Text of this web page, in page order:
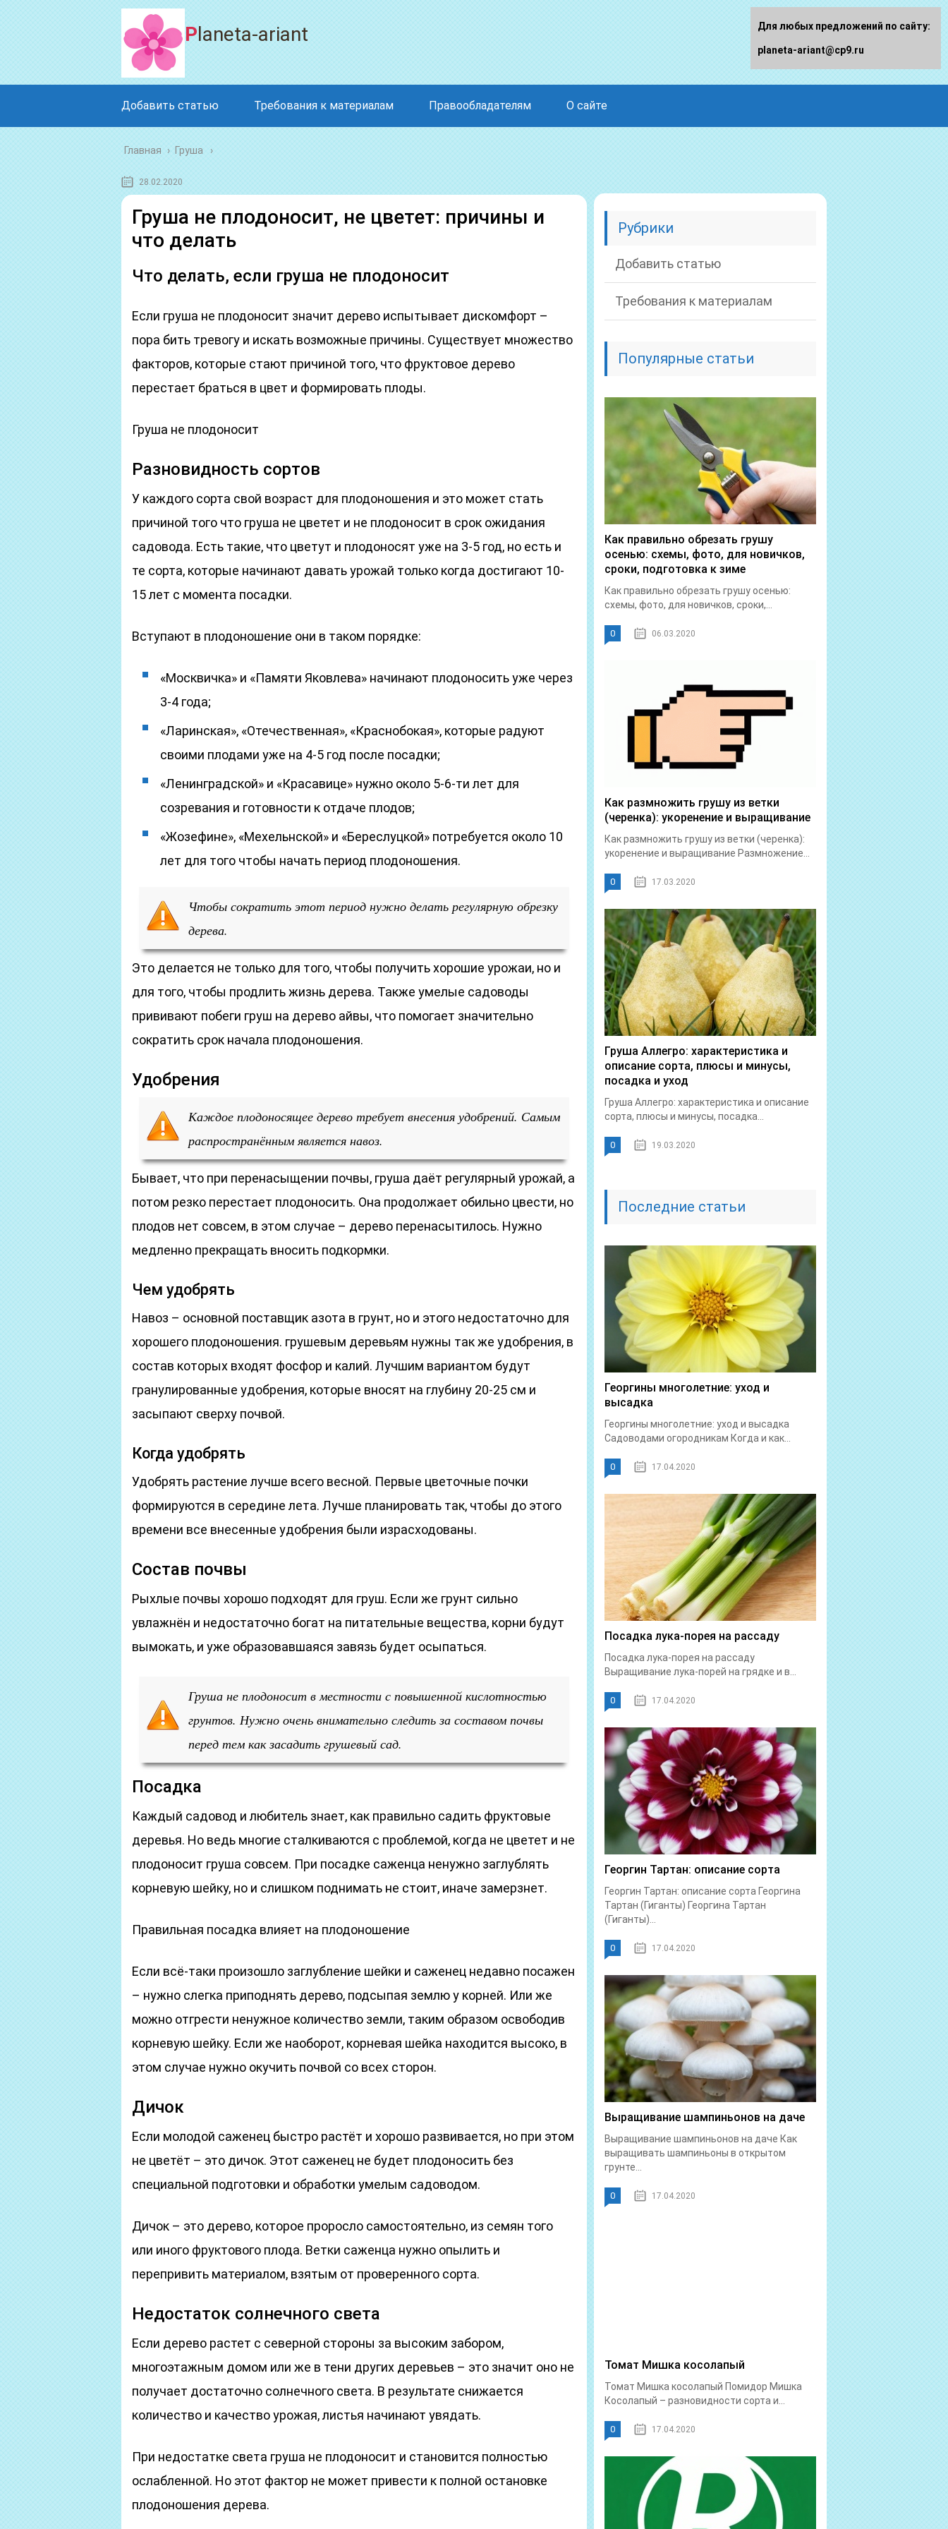
Planeta-ariant
Добавить статью Требования к материалам Правообладателям О сайте
Главная › Груша
28.02.2020
Груша не плодоносит, не цветет: причины и
что делать
Что делать, если груша не плодоносит
Если груша не плодоносит значит дерево испытывает дискомфорт –
пора бить тревогу и искать возможные причины. Существует множество
факторов, которые стают причиной того, что фруктовое дерево
перестает браться в цвет и формировать плоды.
Груша не плодоносит
Разновидность сортов
У каждого сорта свой возраст для плодоношения и это может стать
причиной того что груша не цветет и не плодоносит в срок ожидания
садовода. Есть такие, что цветут и плодоносят уже на 3-5 год, но есть и
те сорта, которые начинают давать урожай только когда достигают 10-
15 лет с момента посадки.
Вступают в плодоношение они в таком порядке:
«Москвичка» и «Памяти Яковлева» начинают плодоносить уже через
3-4 года;
«Ларинская», «Отечественная», «Краснобокая», которые радуют
своими плодами уже на 4-5 год после посадки;
«Ленинградской» и «Красавице» нужно около 5-6-ти лет для
созревания и готовности к отдаче плодов;
«Жозефине», «Мехельнской» и «Береслуцкой» потребуется около 10
лет для того чтобы начать период плодоношения.
Чтобы сократить этот период нужно делать регулярную обрезку
дерева.
Это делается не только для того, чтобы получить хорошие урожаи, но и
для того, чтобы продлить жизнь дерева. Также умелые садоводы
прививают побеги груш на дерево айвы, что помогает значительно
сократить срок начала плодоношения.
Удобрения
Каждое плодоносящее дерево требует внесения удобрений. Самым
распространённым является навоз.
Бывает, что при перенасыщении почвы, груша даёт регулярный урожай, а
потом резко перестает плодоносить. Она продолжает обильно цвести, но
плодов нет совсем, в этом случае – дерево перенасытилось. Нужно
медленно прекращать вносить подкормки.
Чем удобрять
Навоз – основной поставщик азота в грунт, но и этого недостаточно для
хорошего плодоношения. грушевым деревьям нужны так же удобрения, в
состав которых входят фосфор и калий. Лучшим вариантом будут
гранулированные удобрения, которые вносят на глубину 20-25 см и
засыпают сверху почвой.
Когда удобрять
Удобрять растение лучше всего весной. Первые цветочные почки
формируются в середине лета. Лучше планировать так, чтобы до этого
времени все внесенные удобрения были израсходованы.
Состав почвы
Рыхлые почвы хорошо подходят для груш. Если же грунт сильно
увлажнён и недостаточно богат на питательные вещества, корни будут
вымокать, и уже образовавшаяся завязь будет осыпаться.
Груша не плодоносит в местности с повышенной кислотностью
грунтов. Нужно очень внимательно следить за составом почвы
перед тем как засадить грушевый сад.
Посадка
Каждый садовод и любитель знает, как правильно садить фруктовые
деревья. Но ведь многие сталкиваются с проблемой, когда не цветет и не
плодоносит груша совсем. При посадке саженца ненужно заглублять
корневую шейку, но и слишком поднимать не стоит, иначе замерзнет.
Правильная посадка влияет на плодоношение
Если всё-таки произошло заглубление шейки и саженец недавно посажен
– нужно слегка приподнять дерево, подсыпая землю у корней. Или же
можно отгрести ненужное количество земли, таким образом освободив
корневую шейку. Если же наоборот, корневая шейка находится высоко, в
этом случае нужно окучить почвой со всех сторон.
Дичок
Если молодой саженец быстро растёт и хорошо развивается, но при этом
не цветёт – это дичок. Этот саженец не будет плодоносить без
специальной подготовки и обработки умелым садоводом.
Дичок – это дерево, которое проросло самостоятельно, из семян того
или иного фруктового плода. Ветки саженца нужно опылить и
перепривить материалом, взятым от проверенного сорта.
Недостаток солнечного света
Если дерево растет с северной стороны за высоким забором,
многоэтажным домом или же в тени других деревьев – это значит оно не
получает достаточно солнечного света. В результате снижается
количество и качество урожая, листья начинают увядать.
При недостатке света груша не плодоносит и становится полностью
ослабленной. Но этот фактор не может привести к полной остановке
плодоношения дерева.
Рубрики
Добавить статью
Требования к материалам
Популярные статьи
Как правильно обрезать грушу
осенью: схемы, фото, для новичков,
сроки, подготовка к зиме
Как правильно обрезать грушу осенью:
схемы, фото, для новичков, сроки,...
0 06.03.2020
Как размножить грушу из ветки
(черенка): укоренение и выращивание
Как размножить грушу из ветки (черенка):
укоренение и выращивание Размножение...
0 17.03.2020
Груша Аллегро: характеристика и
описание сорта, плюсы и минусы,
посадка и уход
Груша Аллегро: характеристика и описание
сорта, плюсы и минусы, посадка...
0 19.03.2020
Последние статьи
Георгины многолетние: уход и
высадка
Георгины многолетние: уход и высадка
Садоводами огородникам Когда и как...
0 17.04.2020
Посадка лука-порея на рассаду
Посадка лука-порея на рассаду
Выращивание лука-порей на грядке и в...
0 17.04.2020
Георгин Тартан: описание сорта
Георгин Тартан: описание сорта Георгина
Тартан (Гиганты) Георгина Тартан
(Гиганты)...
0 17.04.2020
Выращивание шампиньонов на даче
Выращивание шампиньонов на даче Как
выращивать шампиньоны в открытом
грунте...
0 17.04.2020
Томат Мишка косолапый
Томат Мишка косолапый Помидор Мишка
Косолапый – разновидности сорта и...
0 17.04.2020
Для любых предложений по сайту:
planeta-ariant@cp9.ru